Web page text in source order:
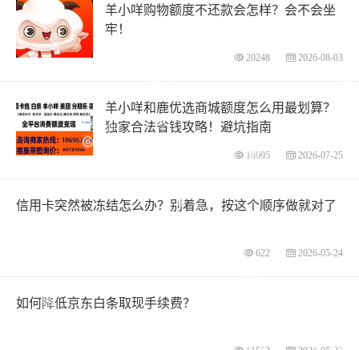
羊小咩购物额度不还款会怎样？会不会坐
牢！
20248 2026-08-03
羊小咩和鹿优选商城额度怎么用最划算？
独家合法省钱攻略！避坑指南
18095 2026-07-25
信用卡突然被冻结怎么办？别着急，按这个顺序做就对了
622 2026-05-24
如何降低京东白条取现手续费？